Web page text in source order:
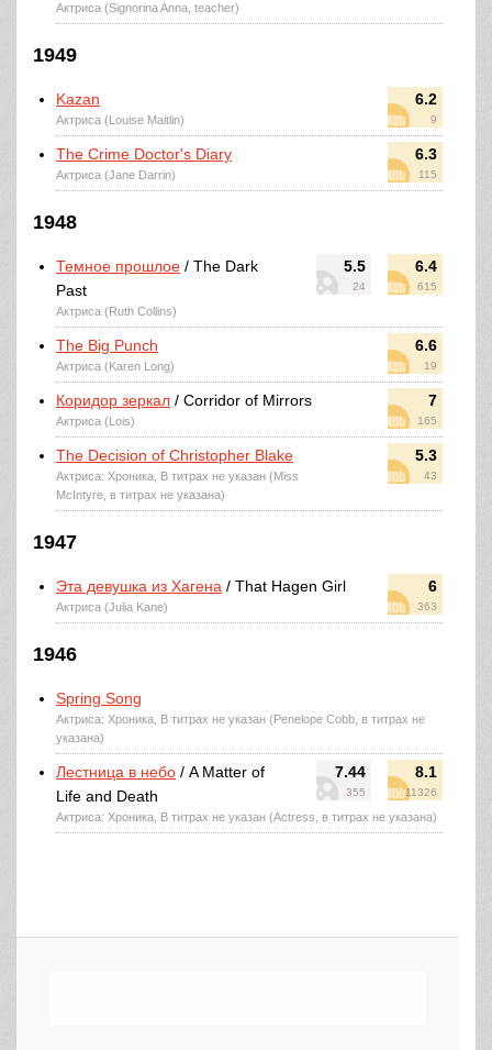
Актриса (Signorina Anna, teacher)
1949
6.2
9
Kazan
Актриса (Louise Maitlin)
6.3
115
The Crime Doctor's Diary
Актриса (Jane Darrin)
1948
5.5
24
6.4
615
Темное прошлое / The Dark
Past
Актриса (Ruth Collins)
6.6
19
The Big Punch
Актриса (Karen Long)
7
165
Коридор зеркал / Corridor of Mirrors
Актриса (Lois)
5.3
43
The Decision of Christopher Blake
Актриса: Хроника, В титрах не указан (Miss
McIntyre, в титрах не указана)
1947
6
363
Эта девушка из Хагена / That Hagen Girl
Актриса (Julia Kane)
1946
Spring Song
Актриса: Хроника, В титрах не указан (Penelope Cobb, в титрах не
указана)
7.44
355
8.1
11326
Лестница в небо / A Matter of
Life and Death
Актриса: Хроника, В титрах не указан (Actress, в титрах не указана)